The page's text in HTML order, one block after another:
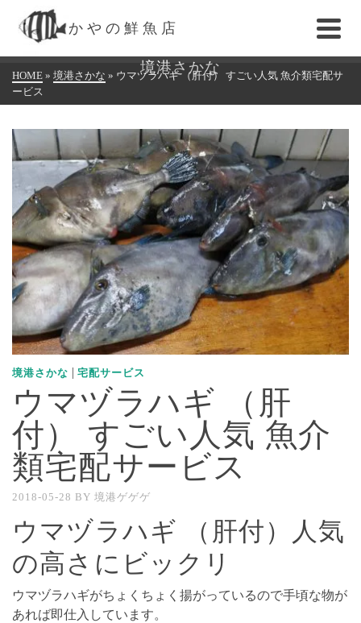
かやの鮮魚店
境港さかな
HOME » 境港さかな » ウマヅラハギ （肝付） すごい人気 魚介類宅配サ
ービス
境港さかな | 宅配サービス
ウマヅラハギ （肝
付） すごい人気 魚介
類宅配サービス
2018-05-28 BY 境港ゲゲゲ
ウマヅラハギ （肝付）人気
の高さにビックリ
ウマヅラハギがちょくちょく揚がっているので手頃な物が
あれば即仕入しています。